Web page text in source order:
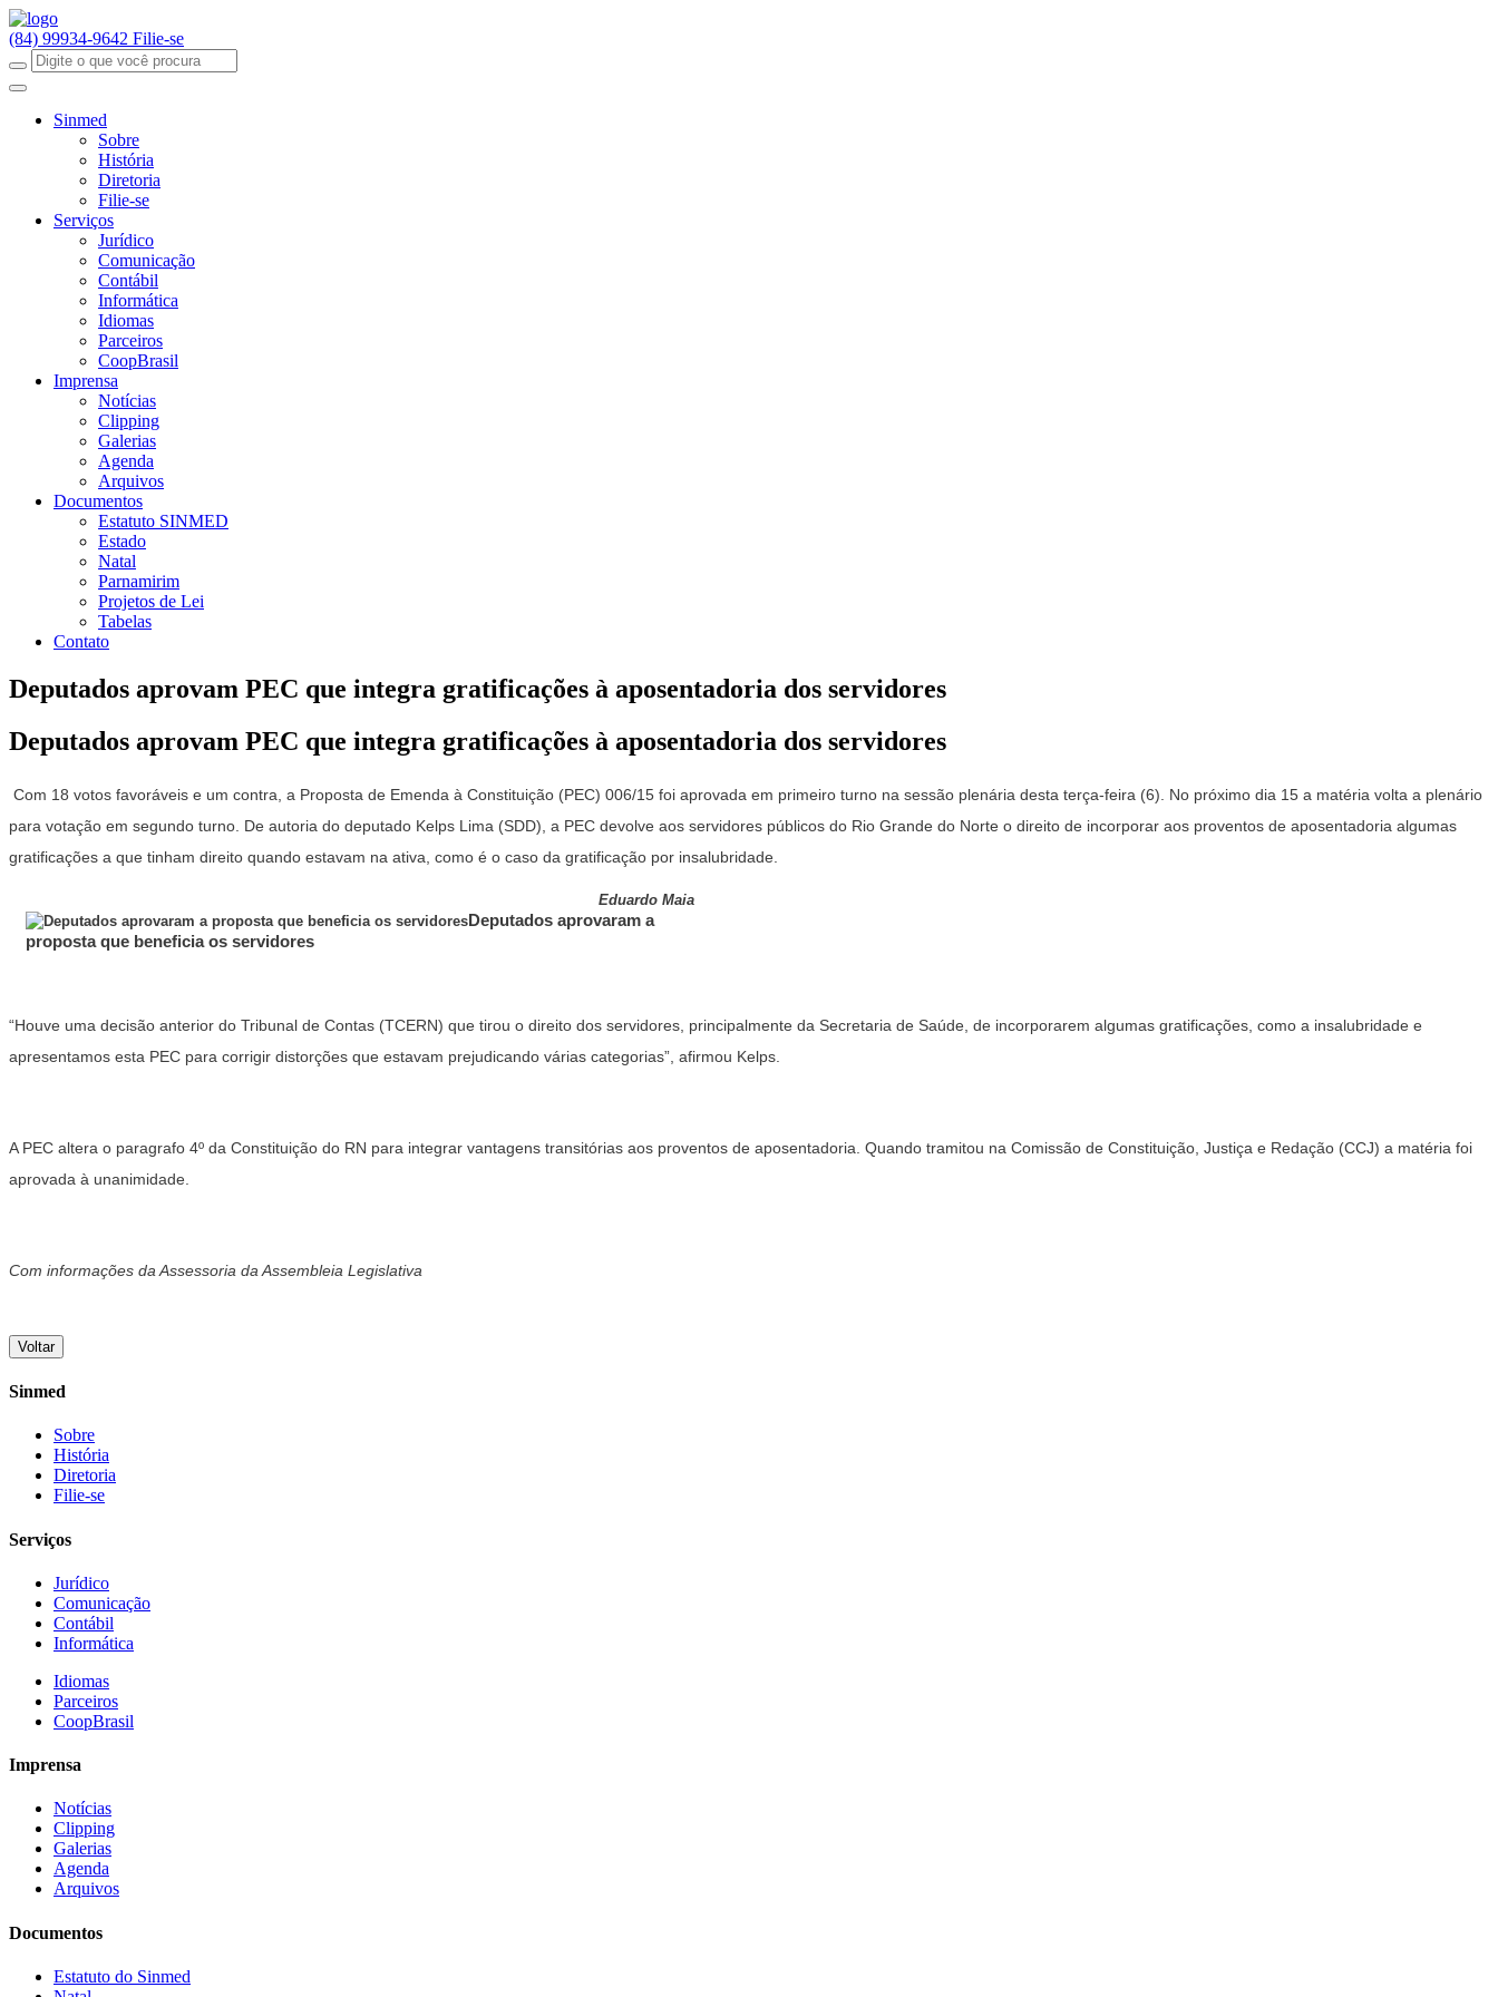
(84) 99934-9642 Filie-se
Sinmed
Sobre
História
Diretoria
Filie-se
Serviços
Jurídico
Comunicação
Contábil
Informática
Idiomas
Parceiros
CoopBrasil
Imprensa
Notícias
Clipping
Galerias
Agenda
Arquivos
Documentos
Estatuto SINMED
Estado
Natal
Parnamirim
Projetos de Lei
Tabelas
Contato
Deputados aprovam PEC que integra gratificações à aposentadoria dos servidores
Deputados aprovam PEC que integra gratificações à aposentadoria dos servidores
Com 18 votos favoráveis e um contra, a Proposta de Emenda à Constituição (PEC) 006/15 foi aprovada em primeiro turno na sessão plenária desta terça-feira (6). No próximo dia 15 a matéria volta a plenário
para votação em segundo turno. De autoria do deputado Kelps Lima (SDD), a PEC devolve aos servidores públicos do Rio Grande do Norte o direito de incorporar aos proventos de aposentadoria algumas
gratificações a que tinham direito quando estavam na ativa, como é o caso da gratificação por insalubridade.
Eduardo Maia
Deputados aprovaram a
proposta que beneficia os servidores
“Houve uma decisão anterior do Tribunal de Contas (TCERN) que tirou o direito dos servidores, principalmente da Secretaria de Saúde, de incorporarem algumas gratificações, como a insalubridade e
apresentamos esta PEC para corrigir distorções que estavam prejudicando várias categorias”, afirmou Kelps.
A PEC altera o paragrafo 4º da Constituição do RN para integrar vantagens transitórias aos proventos de aposentadoria. Quando tramitou na Comissão de Constituição, Justiça e Redação (CCJ) a matéria foi
aprovada à unanimidade.
Com informações da Assessoria da Assembleia Legislativa
Voltar
Sinmed
Sobre
História
Diretoria
Filie-se
Serviços
Jurídico
Comunicação
Contábil
Informática
Idiomas
Parceiros
CoopBrasil
Imprensa
Notícias
Clipping
Galerias
Agenda
Arquivos
Documentos
Estatuto do Sinmed